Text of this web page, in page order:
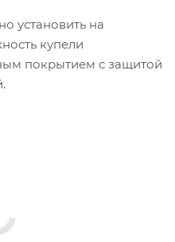
установить на
купели
покрытием с защитой